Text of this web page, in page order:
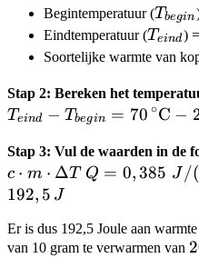
Begintemperatuur (Tbegin
Eindtemperatuur (Teind) =
Soortelijke warmte van
Stap 2: Bereken het
Teind − Tbegin = 70 ∘C −
Stap 3: Vul de waarden in de
c ⋅ m ⋅ ΔT Q =
Q = 0,385 J /(
192, 5 J
Er is dus 192,5 Joule aan
van 10 gram te verwarmen van